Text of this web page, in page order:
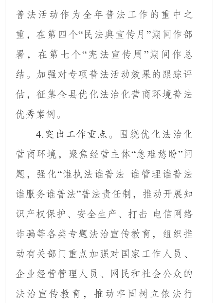
普法活动作为全年普法工作的重中之
重，在第四个“ 民法典宣传月”期间作部
署，在第七个“ 宪法宣传周 ”期间作总
结。加强对专项普法活动效果的跟踪评
估，征集全县优化法治化营商环境普法
优秀案例。
4. 突出工作重点。
围绕优化法治化
营商环境，聚焦经营主体“急难愁盼”问
题，强化“谁执法谁普法 谁管理谁普法
谁服务谁普法”普法责任制，推动开展知
识产权保护、安全生产、打击 电信网络
诈骗等各类专题法治宣传教育，组织推
动有关部门重点加强对国家工作人员、
企业经营管理人员、网民和社会公众的
法治宣传教育，推动牢固树立依法行